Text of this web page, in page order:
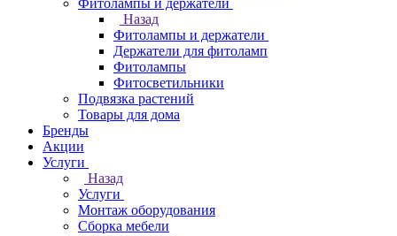
Фитолампы и держатели
Назад
Фитолампы и держатели
Держатели для фитоламп
Фитолампы
Фитосветильники
Подвязка растений
Товары для дома
Бренды
Акции
Услуги
Назад
Услуги
Монтаж оборудования
Сборка мебели